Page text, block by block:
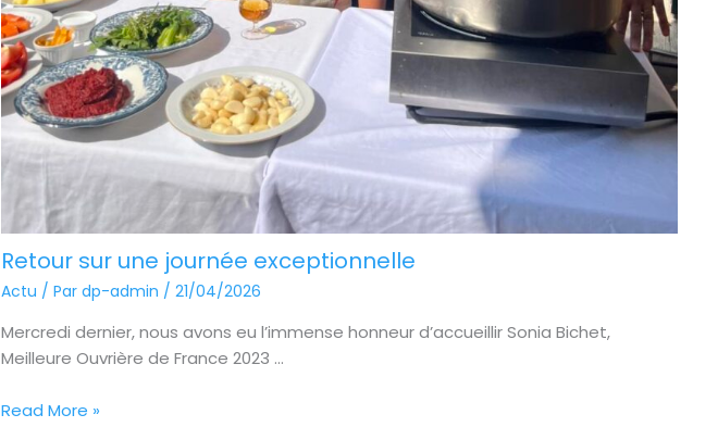
Retour sur une journée exceptionnelle
Actu / Par dp-admin / 21/04/2026
Mercredi dernier, nous avons eu l’immense honneur d’accueillir Sonia Bichet,
Meilleure Ouvrière de France 2023 ...
Read More »